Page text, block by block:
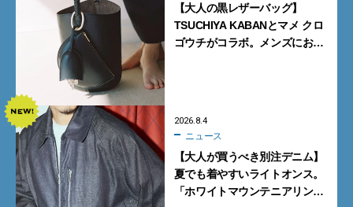
【大人の黒レザーバッグ】
TSUCHIYA KABANとマメ クロ
ゴウチがコラボ。メンズにおす
2026.8.4
ニュース
【大人が買うべき別注デニム】
夏でも着やすいライトオンス。
「ホワイトマウンテニアリン